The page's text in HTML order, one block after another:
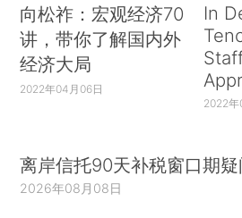
向松祚：宏观经济70
讲，带你了解国内外
经济大局
2022年04月06日
In
2022年
离岸信托90天补税窗口期疑
2026年08月08日